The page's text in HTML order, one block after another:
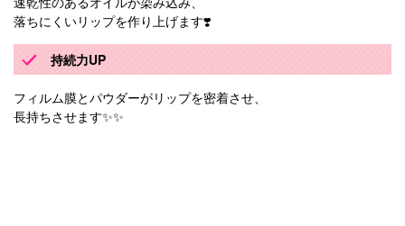
落ちにくいリップを作り上げます❣️
持続力UP
フィルム膜とパウダーがリップを密着させ、
長持ちさせます✨✨